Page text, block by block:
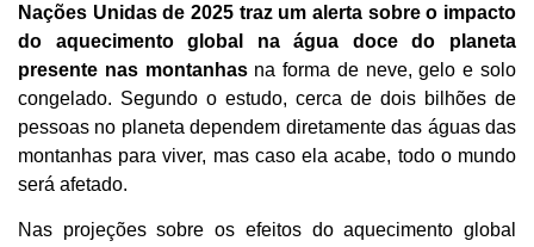
Nações Unidas de 2025 traz um alerta sobre o impacto
do aquecimento global na água doce do planeta
presente nas montanhas na forma de neve, gelo e solo
congelado. Segundo o estudo, cerca de dois bilhões de
pessoas no planeta dependem diretamente das águas das
montanhas para viver, mas caso ela acabe, todo o mundo
será afetado.
Nas projeções sobre os efeitos do aquecimento global